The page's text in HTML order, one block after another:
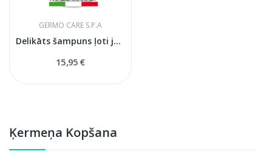
Ķermeņa Kopšana
GERMO CARE S.P.A
Delikāts šampuns ļoti jūtigai ādai GermoCare
15,95 €